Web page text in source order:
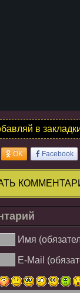
в
OK Facebook
Имя
E-Mail